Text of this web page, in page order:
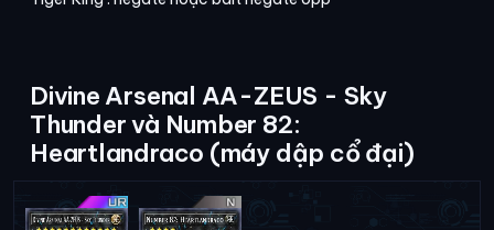
Divine Arsenal AA-ZEUS - Sky
Thunder và Number 82:
Heartlandraco (máy dập cổ đại)